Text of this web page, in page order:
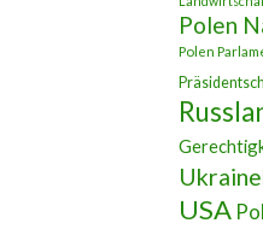
Polen
Polen
USA